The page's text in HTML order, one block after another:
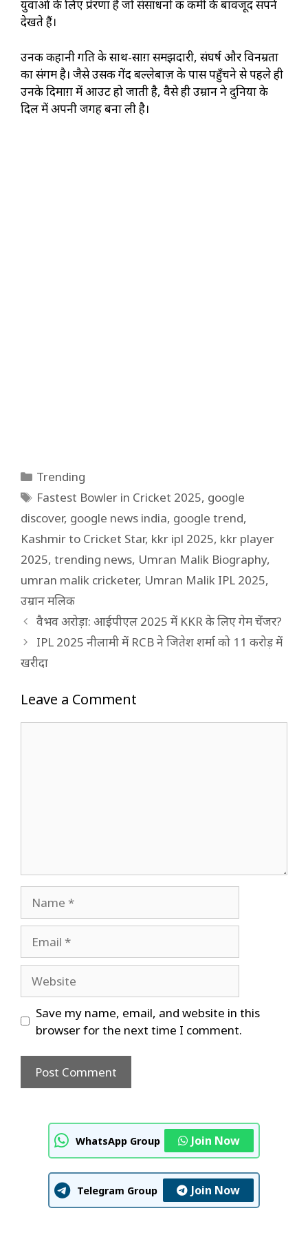
युवाओं के लिए प्रेरणा है जो संसाधनों की कमी के बावजूद सपने
देखते हैं।
उनकी कहानी गति के साथ-साग़ समझदारी, संघर्ष और विनम्रता
का संगम है। जैसे उसकी गेंद बल्लेबाज़ के पास पहुँचने से पहले ही
उनके दिमाग़ में आउट हो जाती है, वैसे ही उम्रान ने दुनिया के
दिल में अपनी जगह बना ली है।
Categories
Trending
Tags
Fastest Bowler in Cricket 2025, google
discover, google news india, google trend,
Kashmir to Cricket Star, kkr ipl 2025, kkr player
2025, trending news, Umran Malik Biography,
umran malik cricketer, Umran Malik IPL 2025,
उम्रान मलिक
वैभव अरोड़ा: आईपीएल 2025 में KKR के लिए गेम चेंजर?
IPL 2025 नीलामी में RCB ने जितेश शर्मा को 11 करोड़ में
खरीदा
Leave a Comment
Save my name, email, and website in this
browser for the next time I comment.
WhatsApp Group Join Now
Telegram Group Join Now